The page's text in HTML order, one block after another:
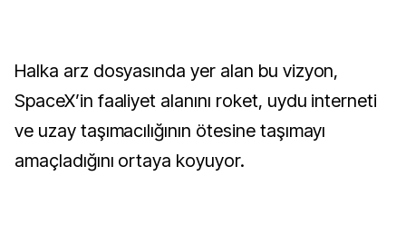
Halka arz dosyasında yer alan bu vizyon,
SpaceX’in faaliyet alanını roket, uydu interneti
ve uzay taşımacılığının ötesine taşımayı
amaçladığını ortaya koyuyor.